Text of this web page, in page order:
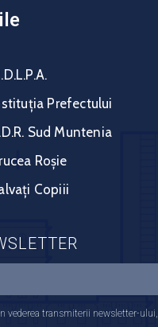
Prefectului
Sud Muntenia
Roșie
Copiii
vederea transmiterii newsletter-